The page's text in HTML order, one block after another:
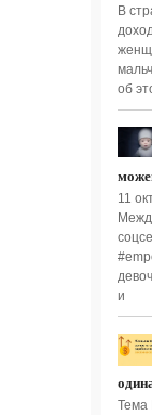
В
об
11
и
Тема